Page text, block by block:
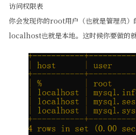
访问权限表
你会发现你的root用户（也就是管理员）
localhost也就是本地。这时候你要做的